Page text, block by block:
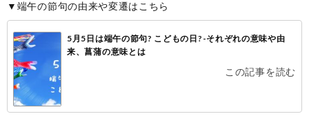
▼端午の節句の由来や変遷はこちら
5月5日は端午の節句? こどもの日?-それぞれの意味や由
来、菖蒲の意味とは
この記事を読む